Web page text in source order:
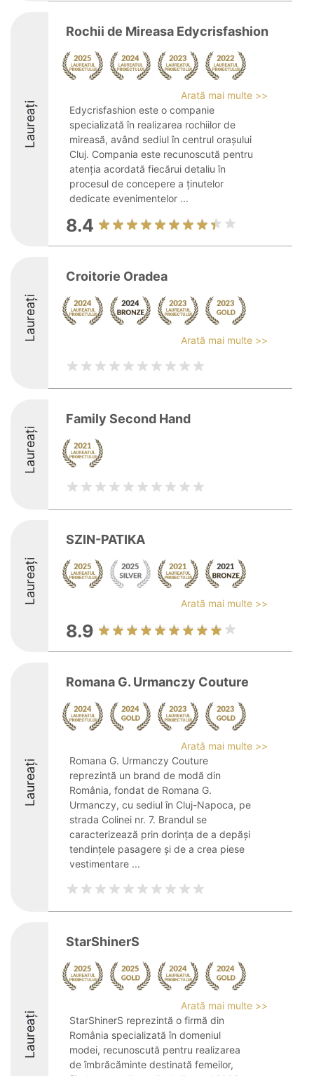
Laureați
Rochii de Mireasa Edycrisfashion
Arată mai multe >>
Edycrisfashion este o companie
specializată în realizarea rochiilor de
mireasă, având sediul în centrul orașului
Cluj. Compania este recunoscută pentru
atenția acordată fiecărui detaliu în
procesul de concepere a ținutelor
dedicate evenimentelor ...
8.4
Laureați
Croitorie Oradea
Arată mai multe >>
Laureați
Family Second Hand
Laureați
SZIN-PATIKA
Arată mai multe >>
8.9
Laureați
Romana G. Urmanczy Couture
Arată mai multe >>
Romana G. Urmanczy Couture
reprezintă un brand de modă din
România, fondat de Romana G.
Urmanczy, cu sediul în Cluj-Napoca, pe
strada Colinei nr. 7. Brandul se
caracterizează prin dorința de a depăși
tendințele pasagere și de a crea piese
vestimentare ...
Laureați
StarShinerS
Arată mai multe >>
StarShinerS reprezintă o firmă din
România specializată în domeniul
modei, recunoscută pentru realizarea
de îmbrăcăminte destinată femeilor,